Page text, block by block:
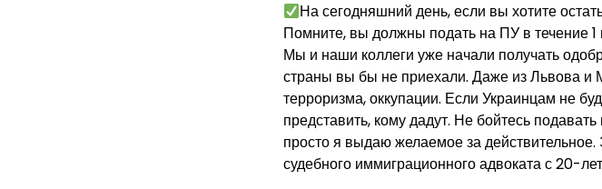
На сегодняшний день, если вы хотите
Помните, вы должны подать на ПУ в течение
Мы и наши коллеги уже начали получать
страны вы бы не приехали. Даже из Львова и
терроризма, оккупации. Если Украинцам не
представить, кому дадут. Не бойтесь
просто я выдаю желаемое за
судебного иммиграционного адвоката с 20-